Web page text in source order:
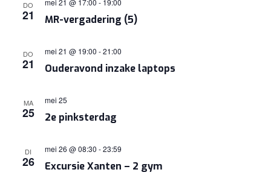
datum.
DO
21 MR-vergadering (5)
mei 21 @ 17:00 - 19:00
DO
21 Ouderavond inzake laptops
mei 21 @ 19:00 -21:00
MA
25 2e pinksterdag
mei 25
DI
26 Excursie Xanten – 2 gym
mei 26 @ 08:30 -23:59